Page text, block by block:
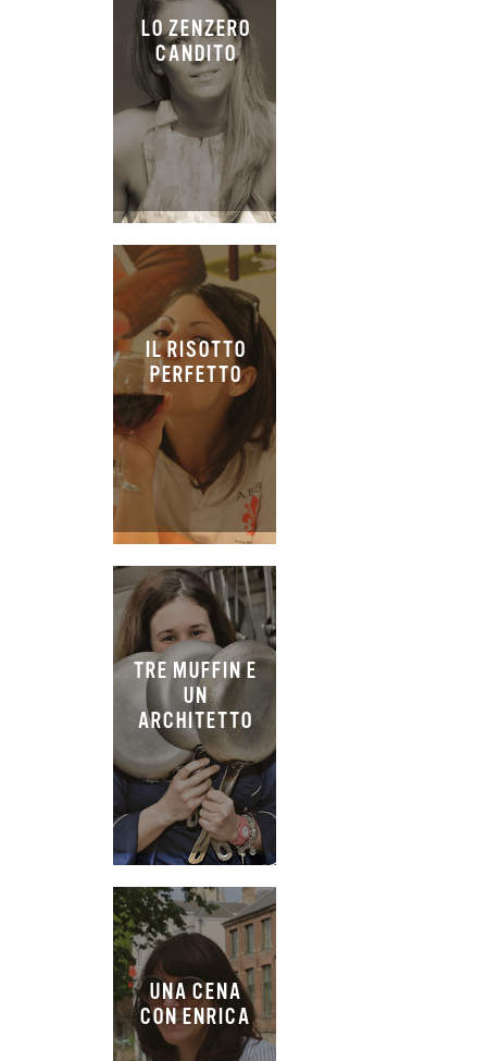
LO ZENZERO
CANDITO
IL RISOTTO
PERFETTO
TRE MUFFIN E
UN
ARCHITETTO
UNA CENA
CON ENRICA